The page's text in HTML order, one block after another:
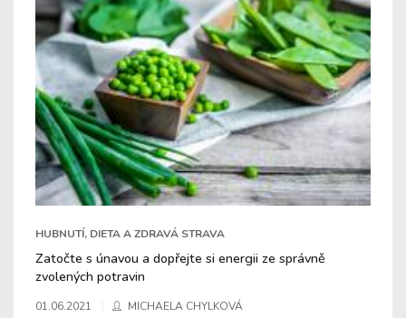
HUBNUTÍ, DIETA A ZDRAVÁ STRAVA
Zatočte s únavou a dopřejte si energii ze správně
zvolených potravin
01.06.2021 MICHAELA CHYLKOVÁ